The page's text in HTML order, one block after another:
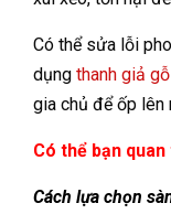
Có thể sửa lỗi
dụng thanh giả
gia chủ để ốp lên
Có thể bạn quan
Cách lựa chọn